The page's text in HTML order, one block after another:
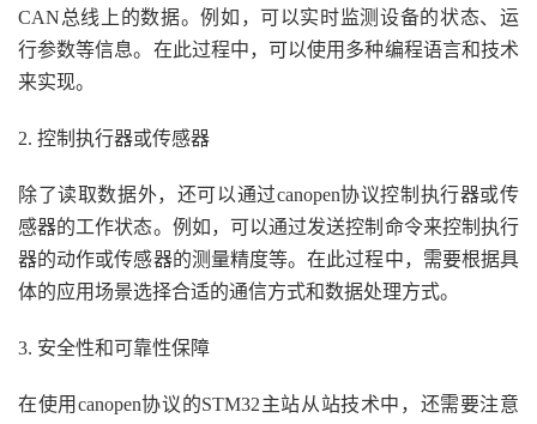
CAN总线上的数据。例如，可以实时监测设备的状态、运
行参数等信息。在此过程中，可以使用多种编程语言和技术
来实现。
2. 控制执行器或传感器
除了读取数据外，还可以通过canopen协议控制执行器或传
感器的工作状态。例如，可以通过发送控制命令来控制执行
器的动作或传感器的测量精度等。在此过程中，需要根据具
体的应用场景选择合适的通信方式和数据处理方式。
3. 安全性和可靠性保障
在使用canopen协议的STM32主站从站技术中，还需要注意